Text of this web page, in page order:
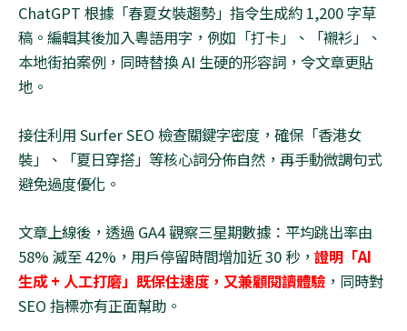
ChatGPT 根據「春夏女裝趨勢」指令生成約 1,200字草
稿。編輯其後加入粵語用字，例如「打卡」、「襯衫」、
本地街拍案例，同時替換AI 生硬的形容詞，令文章更貼
地。
接住利用 Surfer SEO 檢查關鍵字密度，確保「香港女
裝」、「夏日穿搭」等核心詞分佈自然，再手動微調句式
避免過度優化。
文章上線後，透過 GA4觀察三星期數據：平均跳出率由
58% 減至42% ，用戶停留時間增加近30 秒， 證明「AI
生成+ 人工打磨」既保住速度，又兼顧閱讀體驗 ，同時對
SEO 指標亦有正面幫助。